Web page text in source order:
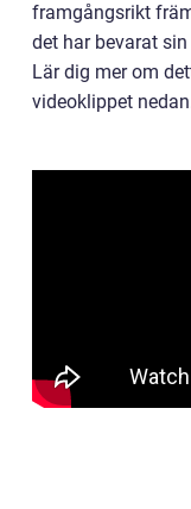
framgångsrikt
det har bevarat
Lär dig mer om
videoklippet